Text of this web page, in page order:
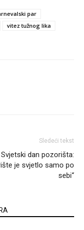
par
vitez tužnog lika
Sledeći tekst
Svjetski dan pozorišta:
je svjetlo samo po
sebi“